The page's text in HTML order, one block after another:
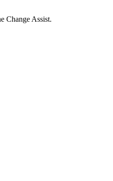
Change Assist.